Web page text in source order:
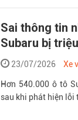
Sai thông tin
Subaru bị
23/07/2026 Xe
Hơn 540.000 ô tô
sau khi phát hiện lỗi